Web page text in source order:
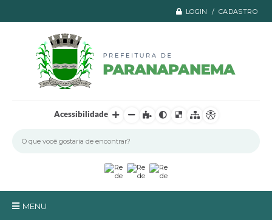
LOGIN / CADASTRO
Acessibilidade
MENU